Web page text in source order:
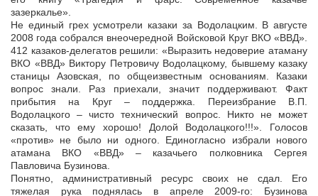
зазеркалье».
Не единый грех усмотрели казаки за Водолацким. В августе
2008 года собрался внеочередной Войсковой Круг ВКО «ВВД».
412 казаков-делегатов решили: «Выразить недоверие атаману
ВКО «ВВД» Виктору Петровичу Водолацкому, бывшему казаку
станицы Азовская, по общеизвестным основаниям. Казаки
вопрос знали. Раз приехали, значит поддерживают. Факт
прибытия на Круг – поддержка. Переизбрание В.П.
Водолацкого – чисто технический вопрос. Никто не может
сказать, что ему хорошо! Долой Водолацкого!!!». Голосов
«против» не было ни одного. Единогласно избрали нового
атамана ВКО «ВВД» – казачьего полковника Сергея
Павловича Бузинова.
Понятно, административный ресурс своих не сдал. Его
тяжелая рука поднялась в апреле 2009-го: Бузинова